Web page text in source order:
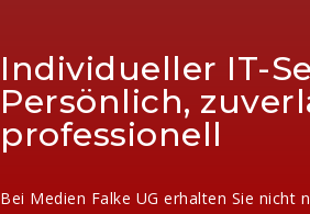
Individueller IT-
Persönlich,
professionell
Bei Medien Falke UG erhalten Sie nicht